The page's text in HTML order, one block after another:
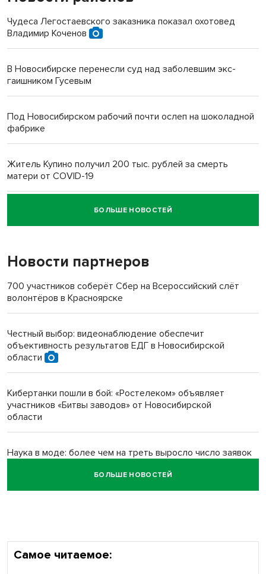
Чудеса Легостаевского заказника показал охотовед
Владимир Коченов
В Новосибирске перенесли суд над заболевшим экс-
гаишником Гусевым
Под Новосибирском рабочий почти ослеп на шоколадной
фабрике
Житель Купино получил 200 тыс. рублей за смерть
матери от COVID-19
Новосибирский суд наказал водителя за смерть
пенсионерки на вокзале
«Мы живём на пастбище!»: в новосибирском селе лошади
терроризируют жителей
Новосибирский преподаватель с женой вошли в топ-16
многодетных в России
Обновлённое отделение ВТБ открылось в Искитиме
БОЛЬШЕ НОВОСТЕЙ
Новости партнеров
700 участников соберёт Сбер на Всероссийский слёт
волонтёров в Красноярске
Честный выбор: видеонаблюдение обеспечит
объективность результатов ЕДГ в Новосибирской
области
Кибертанки пошли в бой: «Ростелеком» объявляет
участников «Битвы заводов» от Новосибирской
области
Наука в моде: более чем на треть выросло число заявок
БОЛЬШЕ НОВОСТЕЙ
Самое читаемое: